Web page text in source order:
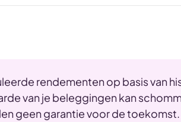
rendementen op basis van
van je beleggingen kan
geen garantie voor de